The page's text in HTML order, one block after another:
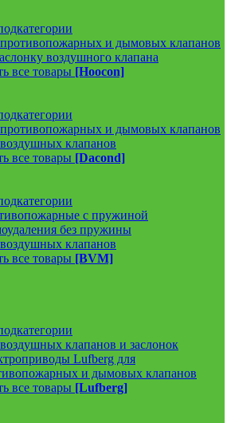
и дымовых клапанов
воздушного клапана
все товары [Hoocon]
и дымовых клапанов
клапанов
все товары [Dacond]
с пружиной
без пружины
клапанов
все товары [BVM]
клапанов и заслонок
Lufberg для
и дымовых клапанов
все товары [Lufberg]